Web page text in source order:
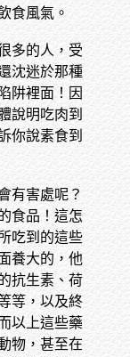
食風氣。
多的人，受
沈迷於那種
阱裡面！因
說明吃肉到
你說素食到
有害處呢？
食品！這怎
吃到的這些
養大的，他
抗生素、荷
等，以及終
以上這些藥
物，甚至在